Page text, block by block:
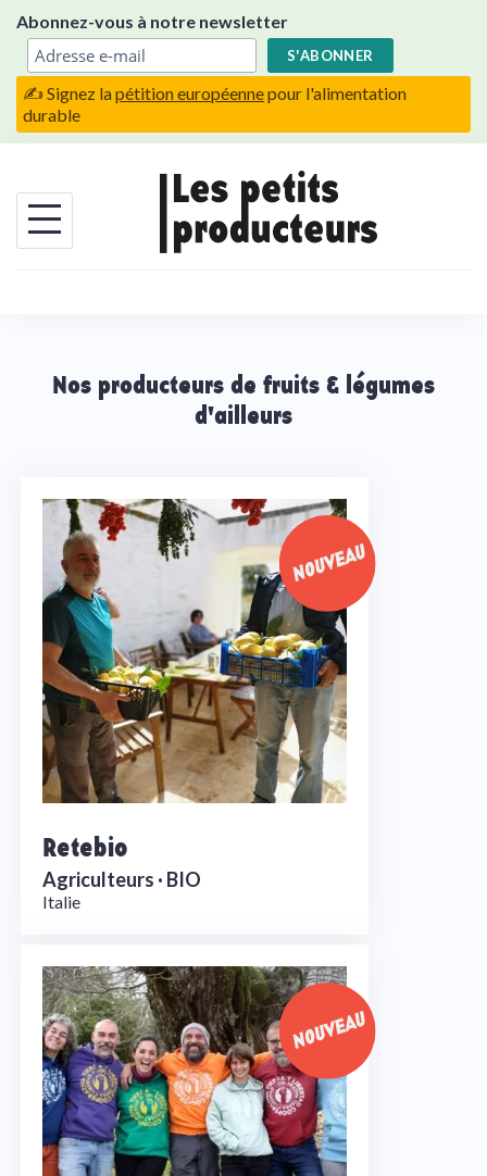
content
Abonnez-vous à notre newsletter
✍️ Signez lapétition européennepour l'alimentation
durable
Nos producteurs de fruits & légumes
d'ailleurs
Retebio
Agriculteurs · BIO
Italie